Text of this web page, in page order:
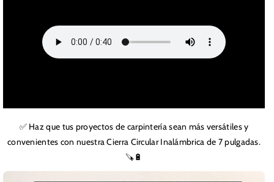
✅ Haz que tus proyectos de carpintería sean más versátiles y
convenientes con nuestra Cierra Circular Inalámbrica de 7 pulgadas.
🪚🔋